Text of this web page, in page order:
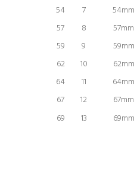
54
7 54mm
57
8 57mm
59
9 59mm
62
10 62mm
64
11 64mm
67
12 67mm
69
13 69mm